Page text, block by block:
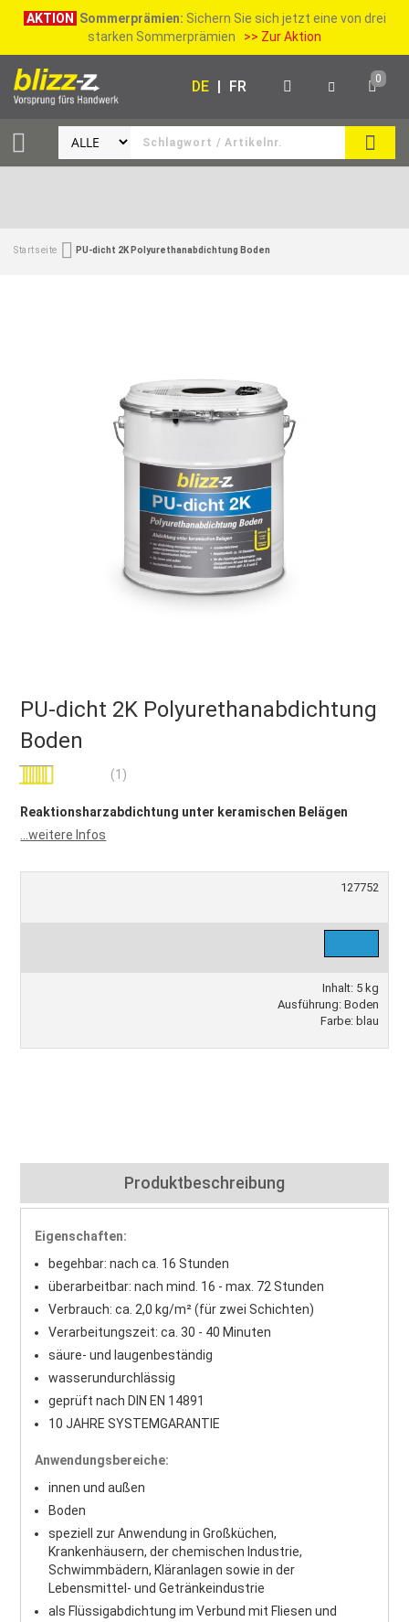
AKTION Sommerprämien: Sichern Sie sich jetzt eine von drei
starken Sommerprämien >> Zur Aktion
SUCHE
DE | FR 0
Startseite PU-dicht 2K Polyurethanabdichtung Boden
PU-dicht 2K Polyurethanabdichtung
Boden
Bewertung: (1)
Reaktionsharzabdichtung unter keramischen Belägen
...weitere Infos
127752
Inhalt: 5 kg
Ausführung: Boden
Farbe: blau
Produktbeschreibung
Eigenschaften:
begehbar: nach ca. 16 Stunden
überarbeitbar: nach mind. 16 - max. 72 Stunden
Verbrauch: ca. 2,0 kg/m² (für zwei Schichten)
Verarbeitungszeit: ca. 30 - 40 Minuten
säure- und laugenbeständig
wasserundurchlässig
geprüft nach DIN EN 14891
10 JAHRE SYSTEMGARANTIE
Anwendungsbereiche:
innen und außen
Boden
speziell zur Anwendung in Großküchen,
Krankenhäusern, der chemischen Industrie,
Schwimmbädern, Kläranlagen sowie in der
Lebensmittel- und Getränkeindustrie
als Flüssigabdichtung im Verbund mit Fliesen und